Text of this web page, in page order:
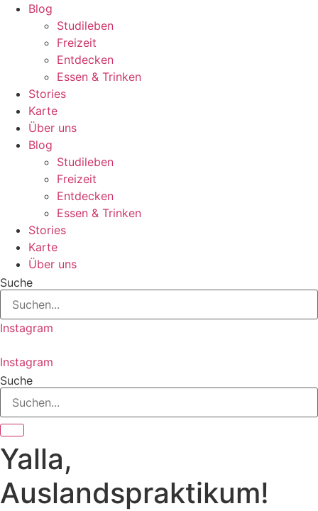
Zum
springen
Blog
Studileben
Freizeit
Entdecken
Essen & Trinken
Stories
Karte
Über uns
Blog
Studileben
Freizeit
Entdecken
Essen & Trinken
Stories
Karte
Über uns
Suche
Instagram
Instagram
Suche
Yalla,
Auslandspraktikum!